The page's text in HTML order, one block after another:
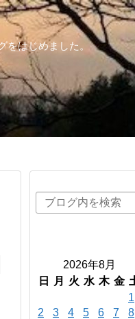
をはじめました。
2026年8月
日
月 火 水 木 金
1
2
3 4 5 6 7
8